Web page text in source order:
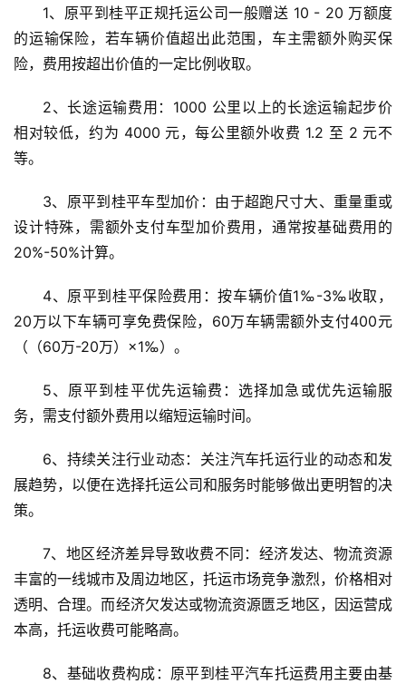
1、原平到桂平正规托运公司一般赠送 10 - 20 万额度
的运输保险，若车辆价值超出此范围，车主需额外购买保
险，费用按超出价值的一定比例收取。
2、长途运输费用：1000 公里以上的长途运输起步价
相对较低，约为 4000 元，每公里额外收费 1.2 至 2 元不
等。
3、原平到桂平车型加价：由于超跑尺寸大、重量重或
设计特殊，需额外支付车型加价费用，通常按基础费用的
20%-50%计算。
4、原平到桂平保险费用：按车辆价值1‰-3‰收取，
20万以下车辆可享免费保险，60万车辆需额外支付400元
（（60万-20万）×1‰）。
5、原平到桂平优先运输费：选择加急或优先运输服
务，需支付额外费用以缩短运输时间。
6、持续关注行业动态：关注汽车托运行业的动态和发
展趋势，以便在选择托运公司和服务时能够做出更明智的决
策。
7、地区经济差异导致收费不同：经济发达、物流资源
丰富的一线城市及周边地区，托运市场竞争激烈，价格相对
透明、合理。而经济欠发达或物流资源匮乏地区，因运营成
本高，托运收费可能略高。
8、基础收费构成：原平到桂平汽车托运费用主要由基